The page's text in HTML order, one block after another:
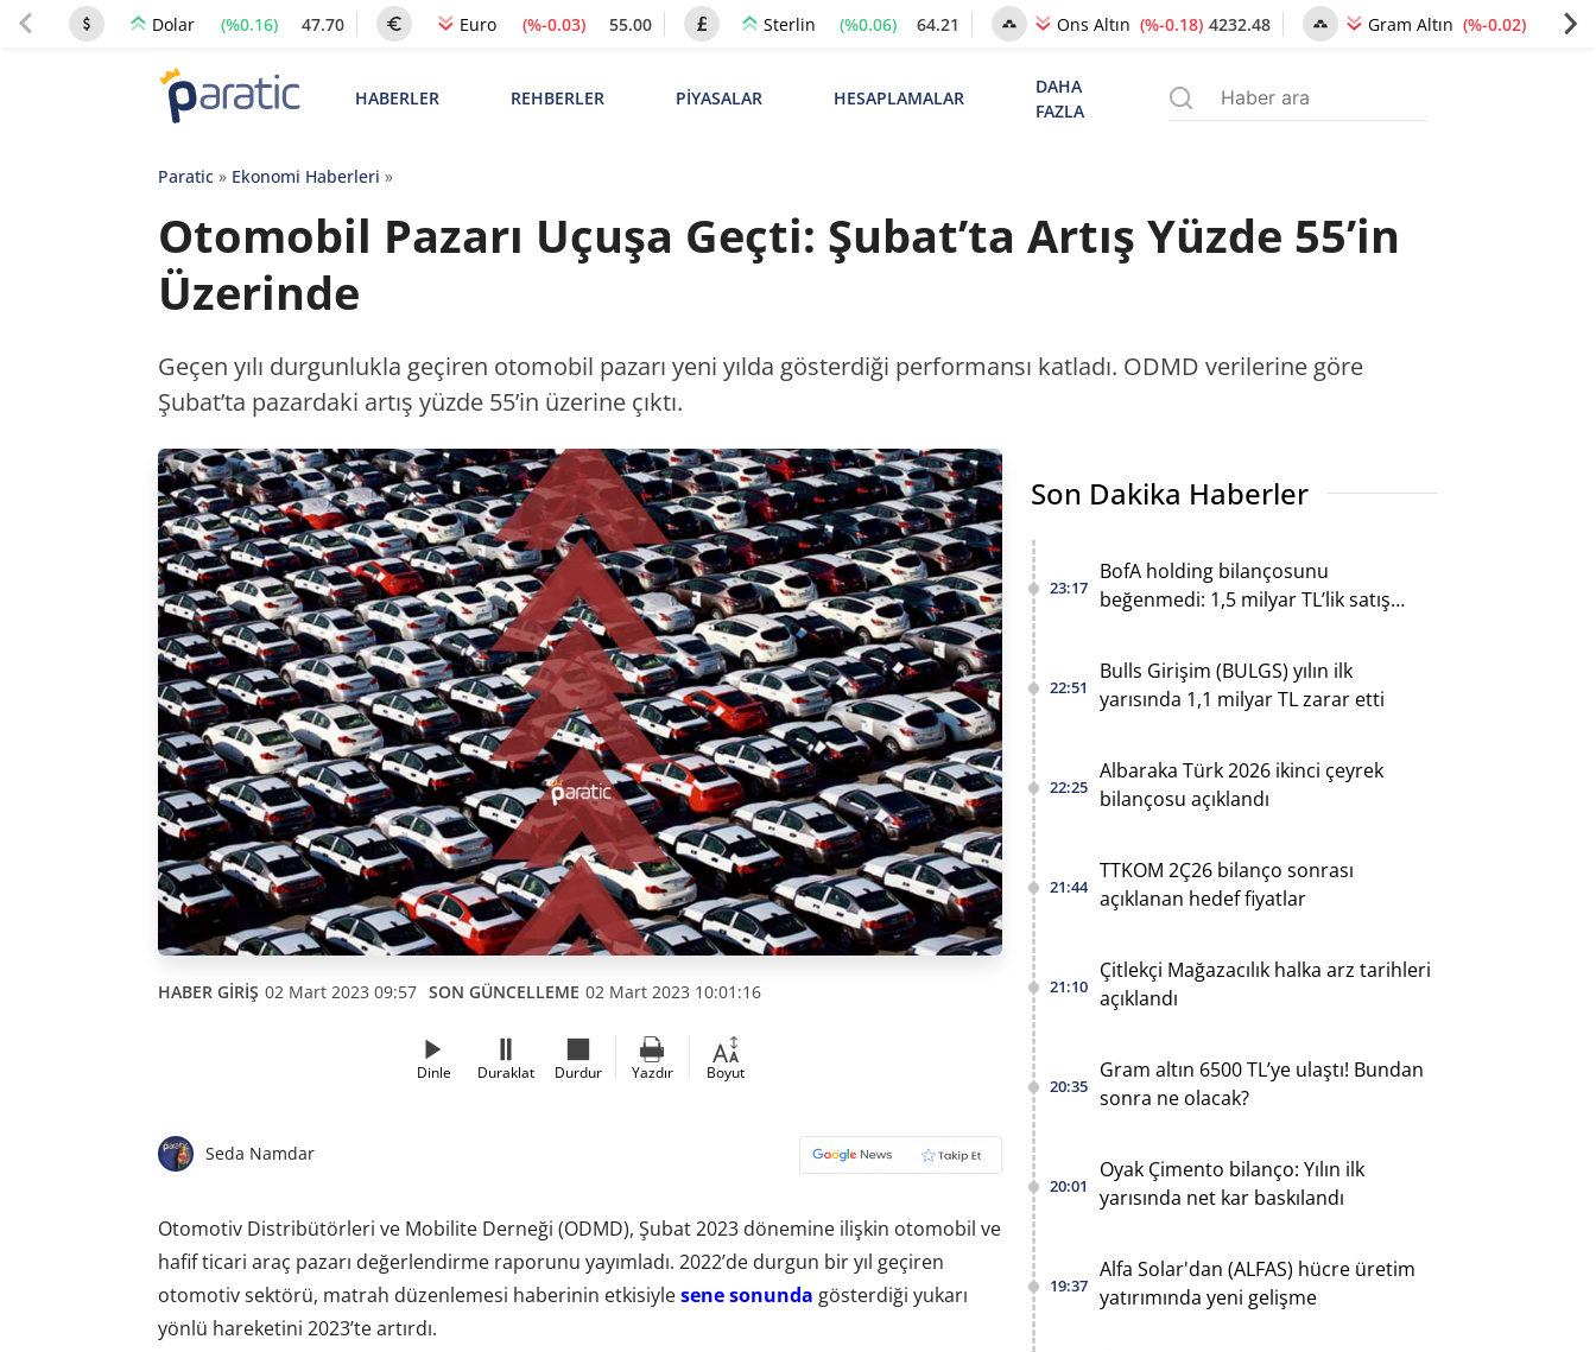
Dolar (%0.16) 47.70 Euro (%-0.03) 55.00 Sterlin (%0.06) 64.21 Ons Altın (%-0.18) 4232.48 Gram Altın (%-0.02) 6491.61
HABERLER REHBERLER PİYASALAR HESAPLAMALAR
DAHA
FAZLA
Paratic» Ekonomi Haberleri »
Otomobil Pazarı Uçuşa Geçti: Şubat’ta Artış Yüzde 55’in
Üzerinde
Geçen yılı durgunlukla geçiren otomobil pazarı yeni yılda gösterdiği performansı katladı. ODMD verilerine göre
Şubat’ta pazardaki artış yüzde 55’in üzerine çıktı.
HABER GİRİŞ 02 Mart 2023 09:57 SON GÜNCELLEME 02 Mart 2023 10:01:16
Dinle Duraklat Durdur Yazdır Boyut
Seda Namdar
Otomotiv Distribütörleri ve Mobilite Derneği (ODMD), Şubat 2023 dönemine ilişkin otomobil ve
hafif ticari araç pazarı değerlendirme raporunu yayımladı. 2022’de durgun bir yıl geçiren
otomotiv sektörü, matrah düzenlemesi haberinin etkisiylesene sonunda gösterdiği yukarı
yönlü hareketini 2023’te artırdı.
Son Dakika Haberler
23:17
BofA holding bilançosunu
beğenmedi: 1,5 milyar TL’lik satış
22:51
Bulls Girişim (BULGS) yılın ilk
yarısında 1,1 milyar TL zarar etti
22:25
Albaraka Türk 2026 ikinci çeyrek
bilançosu açıklandı
21:44
TTKOM 2Ç26 bilanço sonrası
açıklanan hedef fiyatlar
21:10
Çitlekçi Mağazacılık halka arz tarihleri
açıklandı
20:35
Gram altın 6500 TL’ye ulaştı! Bundan
sonra ne olacak?
20:01
Oyak Çimento bilanço: Yılın ilk
yarısında net kar baskılandı
19:37
Alfa Solar'dan (ALFAS) hücre üretim
yatırımında yeni gelişme